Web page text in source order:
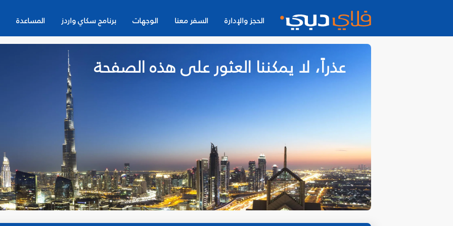
الحجز والإدارة السفر معنا الوجهات برنامج سكاي واردز المساعدة
عذراً، لا يمكننا العثور على هذه الصفحة